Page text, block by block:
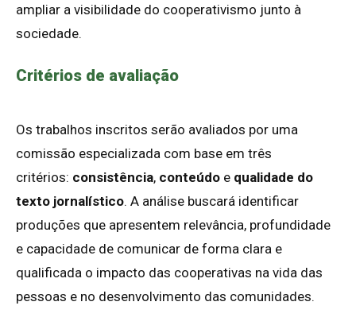
ampliar a visibilidade do cooperativismo junto à
sociedade.
Critérios de avaliação
Os trabalhos inscritos serão avaliados por uma
comissão especializada com base em três
critérios: consistência, conteúdo e qualidade do
texto jornalístico. A análise buscará identificar
produções que apresentem relevância, profundidade
e capacidade de comunicar de forma clara e
qualificada o impacto das cooperativas na vida das
pessoas e no desenvolvimento das comunidades.